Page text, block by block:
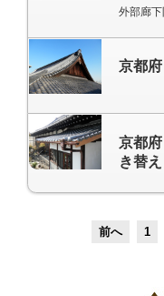
外部廊
京都
京都
き替え
前へ 1